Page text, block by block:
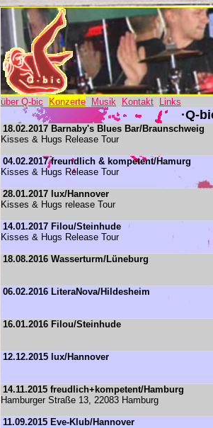
über Q-bic Konzerte Musik Kontakt Links
·Q-
18.02.2017 Barnaby's Blues Bar/Braunschweig
Kisses & Hugs Release Tour
04.02.2017 freundlich & kompetent/Hamurg
Kisses & Hugs Release Tour
28.01.2017 lux/Hannover
Kisses & Hugs release Tour
14.01.2017 Filou/Steinhude
Kisses & Hugs Release Tour
18.08.2016 Wasserturm/Lüneburg
06.02.2016 LiteraNova/Hildesheim
16.01.2016 Filou/Steinhude
12.12.2015 lux/Hannover
14.11.2015 freudlich+kompetent/Hamburg
Hamburger Straße 13, 22083 Hamburg
11.09.2015 Eve-Klub/Hannover